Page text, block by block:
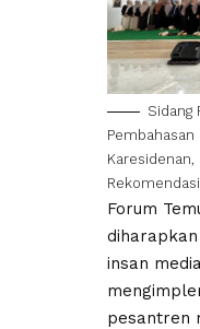
Sidang
Pembahasan
Karesidenan,
Forum
insan
pesantren